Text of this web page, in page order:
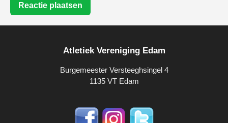
Reactie plaatsen
Atletiek Vereniging Edam
Burgemeester Versteeghsingel 4
1135 VT Edam